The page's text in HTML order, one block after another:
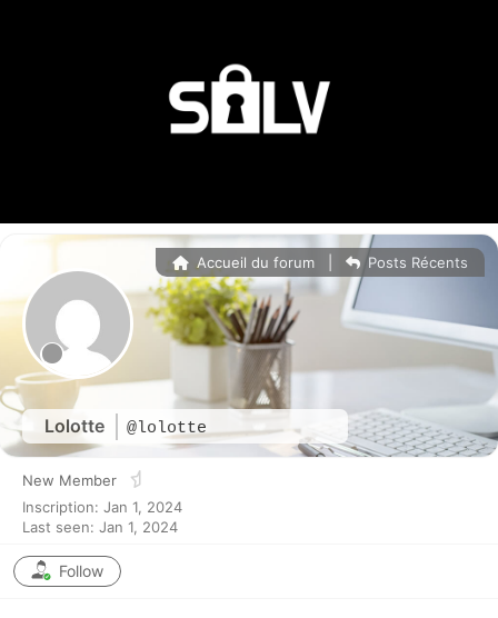
Lolotte @lolotte
Accueil du forum Posts Récents
New Member
Inscription: Jan 1, 2024
Last seen: Jan 1, 2024
Follow